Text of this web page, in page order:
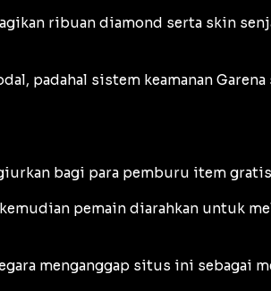
ribuan diamond serta skin
padahal sistem keamanan
bagi para pemburu item
pemain diarahkan untuk
menganggap situs ini sebagai